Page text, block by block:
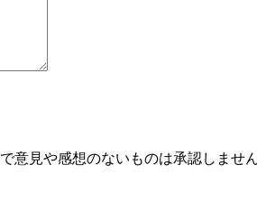
意見や感想のないものは承認しません